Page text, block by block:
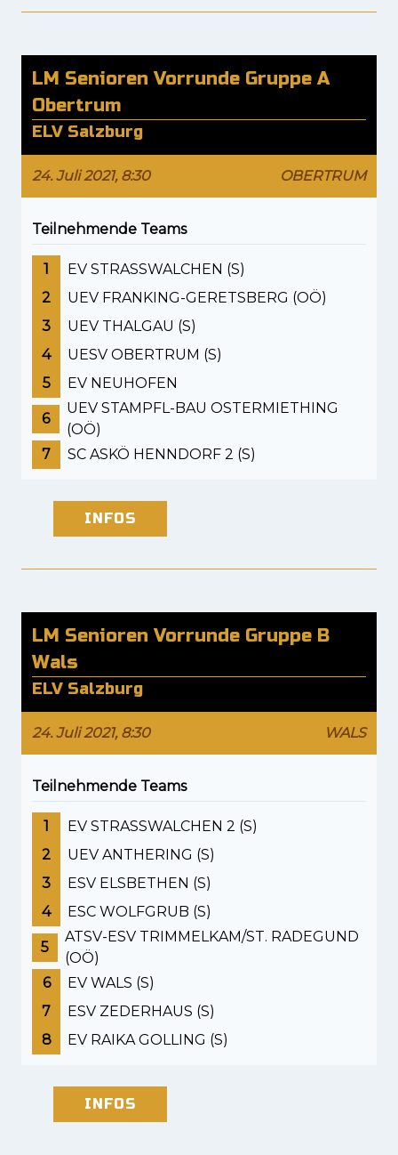
LM Senioren Vorrunde Gruppe A
Obertrum
ELV Salzburg
24. Juli 2021, 8:30 OBERTRUM
Teilnehmende Teams
1
EV STRASSWALCHEN (S)
2
UEV FRANKING-GERETSBERG (OÖ)
3
UEV THALGAU (S)
4
UESV OBERTRUM (S)
5
EV NEUHOFEN
6
UEV STAMPFL-BAU OSTERMIETHING
(OÖ)
7
SC ASKÖ HENNDORF 2 (S)
INFOS
LM Senioren Vorrunde Gruppe B
Wals
ELV Salzburg
24. Juli 2021, 8:30 WALS
Teilnehmende Teams
1
EV STRASSWALCHEN 2 (S)
2
UEV ANTHERING (S)
3
ESV ELSBETHEN (S)
4
ESC WOLFGRUB (S)
5
ATSV-ESV TRIMMELKAM/ST. RADEGUND
(OÖ)
6
EV WALS (S)
7
ESV ZEDERHAUS (S)
8
EV RAIKA GOLLING (S)
INFOS